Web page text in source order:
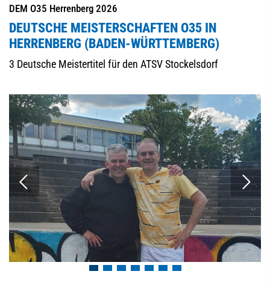
DEM O35 Herrenberg 2026
DEUTSCHE MEISTERSCHAFTEN O35 IN
HERRENBERG (BADEN-WÜRTTEMBERG)
3 Deutsche Meistertitel für den ATSV Stockelsdorf